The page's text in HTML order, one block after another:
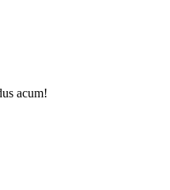
acum!